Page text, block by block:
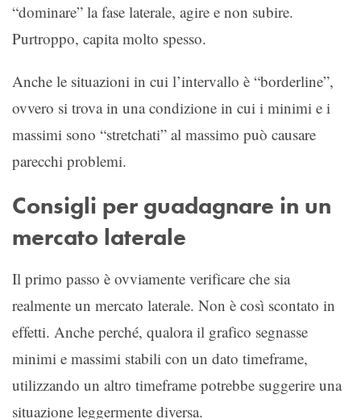
“dominare” la fase laterale, agire e non subire.
Purtroppo, capita molto spesso.
Anche le situazioni in cui l’intervallo è “borderline”,
ovvero si trova in una condizione in cui i minimi e i
massimi sono “stretchati” al massimo può causare
parecchi problemi.
Consigli per guadagnare in un
mercato laterale
Il primo passo è ovviamente verificare che sia
realmente un mercato laterale. Non è così scontato in
effetti. Anche perché, qualora il grafico segnasse
minimi e massimi stabili con un dato timeframe,
utilizzando un altro timeframe potrebbe suggerire una
situazione leggermente diversa.